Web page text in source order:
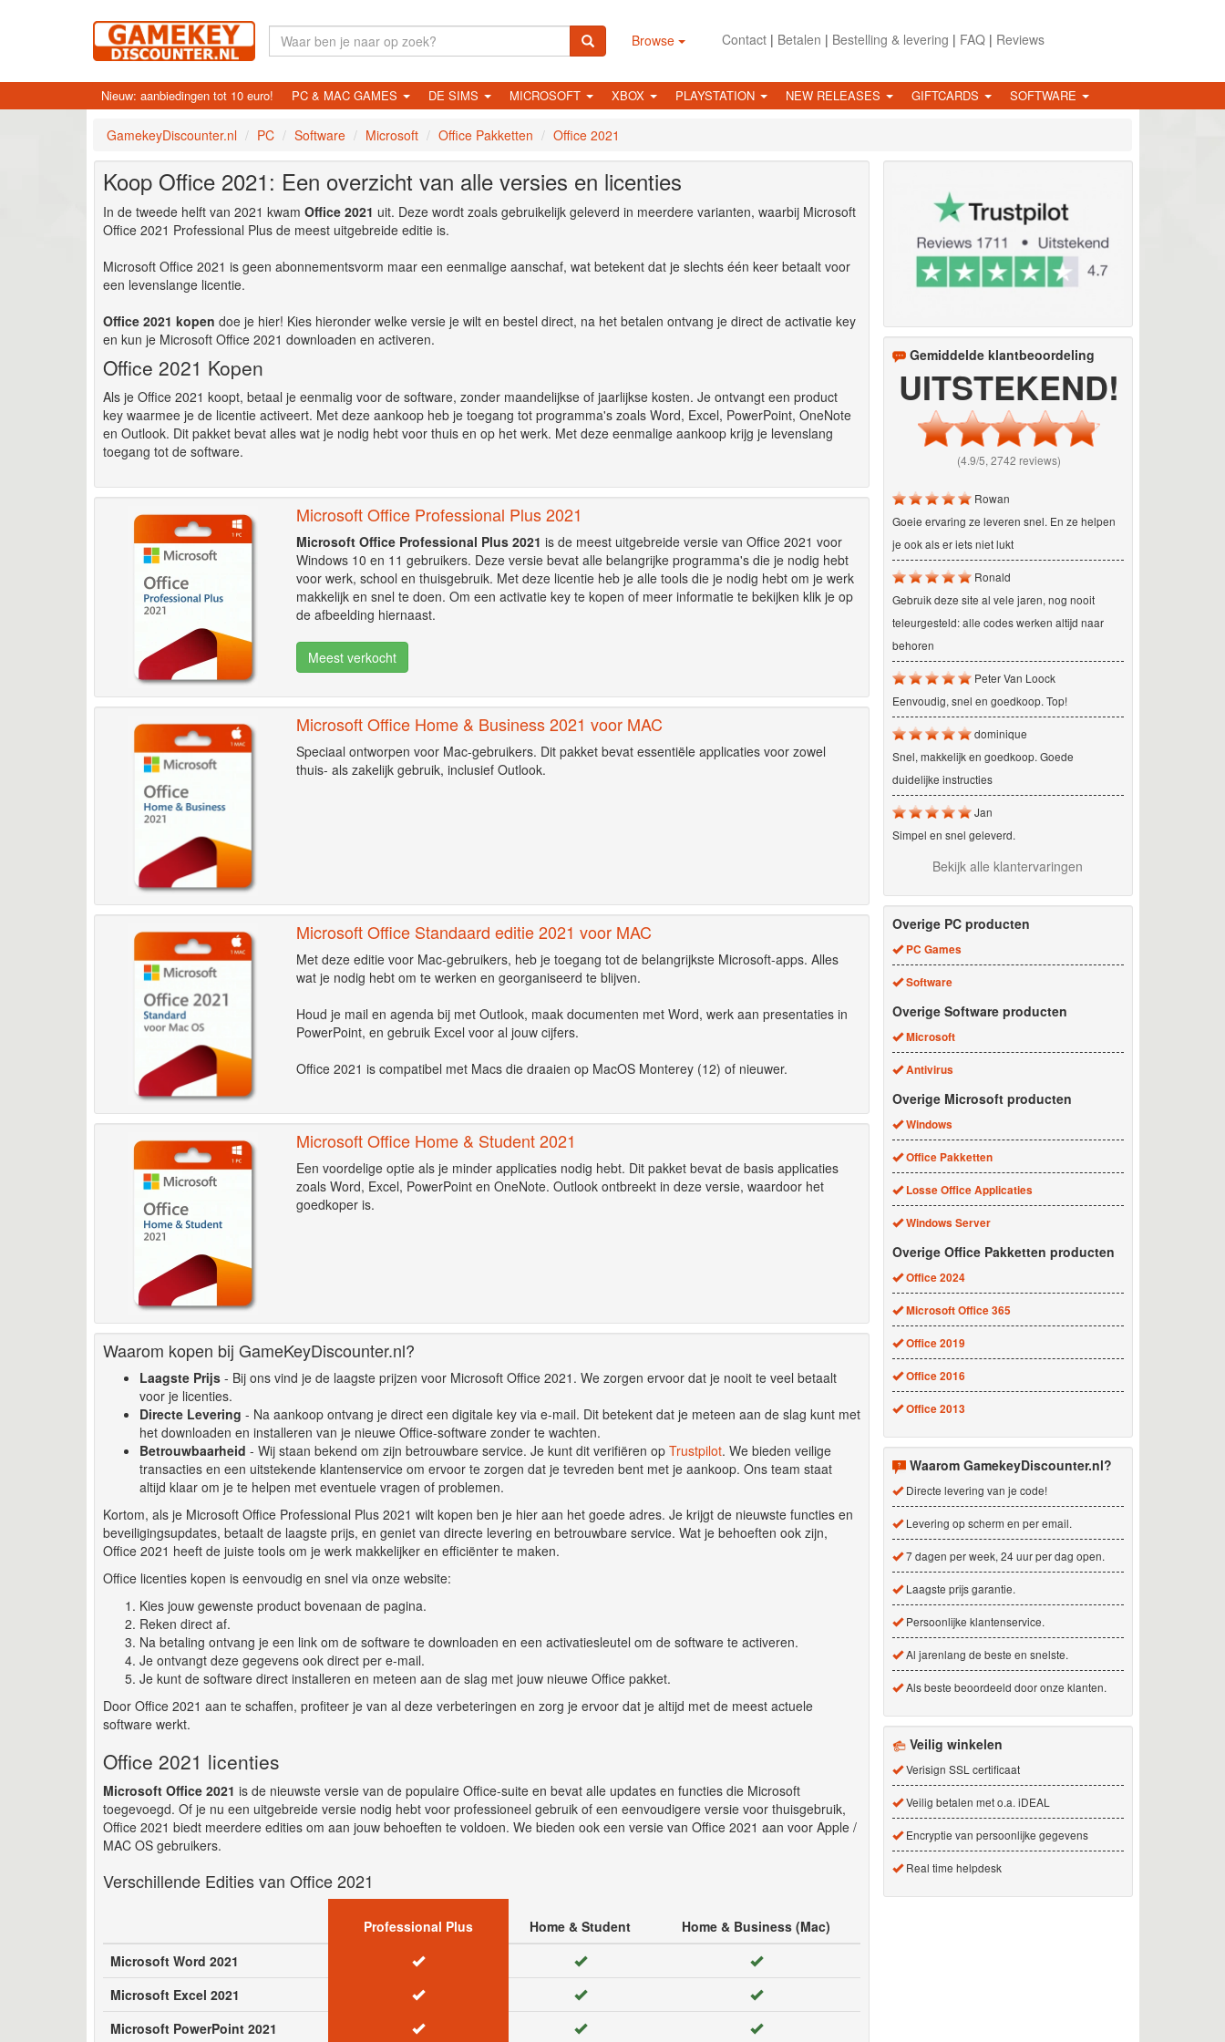
Browse Contact| Betalen | Bestelling & levering | FAQ| Reviews
Nieuw: aanbiedingen tot 10 euro! PC & MAC GAMES DE SIMS MICROSOFT XBOX PLAYSTATION NEW RELEASES GIFTCARDS SOFTWARE
GamekeyDiscounter.nl PC Software Microsoft Office Pakketten Office 2021
Koop Office 2021: Een overzicht van alle versies en licenties
In de tweede helft van 2021 kwam Office 2021 uit. Deze wordt zoals gebruikelijk geleverd in meerdere varianten, waarbij Microsoft
Office 2021 Professional Plus de meest uitgebreide editie is.
Microsoft Office 2021 is geen abonnementsvorm maar een eenmalige aanschaf, wat betekent dat je slechts één keer betaalt voor
een levenslange licentie.
Office 2021 kopen doe je hier! Kies hieronder welke versie je wilt en bestel direct, na het betalen ontvang je direct de activatie key
en kun je Microsoft Office 2021 downloaden en activeren.
Office 2021 Kopen
Als je Office 2021 koopt, betaal je eenmalig voor de software, zonder maandelijkse of jaarlijkse kosten. Je ontvangt een product
key waarmee je de licentie activeert. Met deze aankoop heb je toegang tot programma's zoals Word, Excel, PowerPoint, OneNote
en Outlook. Dit pakket bevat alles wat je nodig hebt voor thuis en op het werk. Met deze eenmalige aankoop krijg je levenslang
toegang tot de software.
Microsoft Office Professional Plus 2021
Microsoft Office Professional Plus 2021 is de meest uitgebreide versie van Office 2021 voor
Windows 10 en 11 gebruikers. Deze versie bevat alle belangrijke programma's die je nodig hebt
voor werk, school en thuisgebruik. Met deze licentie heb je alle tools die je nodig hebt om je werk
makkelijk en snel te doen. Om een activatie key te kopen of meer informatie te bekijken klik je op
de afbeelding hiernaast.
Meest verkocht
Microsoft Office Home & Business 2021 voor MAC
Speciaal ontworpen voor Mac-gebruikers. Dit pakket bevat essentiële applicaties voor zowel
thuis- als zakelijk gebruik, inclusief Outlook.
Microsoft Office Standaard editie 2021 voor MAC
Met deze editie voor Mac-gebruikers, heb je toegang tot de belangrijkste Microsoft-apps. Alles
wat je nodig hebt om te werken en georganiseerd te blijven.
Houd je mail en agenda bij met Outlook, maak documenten met Word, werk aan presentaties in
PowerPoint, en gebruik Excel voor al jouw cijfers.
Office 2021 is compatibel met Macs die draaien op MacOS Monterey (12) of nieuwer.
Microsoft Office Home & Student 2021
Een voordelige optie als je minder applicaties nodig hebt. Dit pakket bevat de basis applicaties
zoals Word, Excel, PowerPoint en OneNote. Outlook ontbreekt in deze versie, waardoor het
goedkoper is.
Waarom kopen bij GameKeyDiscounter.nl?
Laagste Prijs- Bij ons vind je de laagste prijzen voor Microsoft Office 2021. We zorgen ervoor dat je nooit te veel betaalt
voor je licenties.
Directe Levering - Na aankoop ontvang je direct een digitale key via e-mail. Dit betekent dat je meteen aan de slag kunt met
het downloaden en installeren van je nieuwe Office-software zonder te wachten.
Betrouwbaarheid - Wij staan bekend om zijn betrouwbare service. Je kunt dit verifiëren op Trustpilot. We bieden veilige
transacties en een uitstekende klantenservice om ervoor te zorgen dat je tevreden bent met je aankoop. Ons team staat
altijd klaar om je te helpen met eventuele vragen of problemen.
Kortom, als je Microsoft Office Professional Plus 2021 wilt kopen ben je hier aan het goede adres. Je krijgt de nieuwste functies en
beveiligingsupdates, betaalt de laagste prijs, en geniet van directe levering en betrouwbare service. Wat je behoeften ook zijn,
Office 2021 heeft de juiste tools om je werk makkelijker en efficiënter te maken.
Office licenties kopen is eenvoudig en snel via onze website:
Kies jouw gewenste product bovenaan de pagina.
Reken direct af.
Na betaling ontvang je een link om de software te downloaden en een activatiesleutel om de software te activeren.
Je ontvangt deze gegevens ook direct per e-mail.
Je kunt de software direct installeren en meteen aan de slag met jouw nieuwe Office pakket.
Door Office 2021 aan te schaffen, profiteer je van al deze verbeteringen en zorg je ervoor dat je altijd met de meest actuele
software werkt.
Office 2021 licenties
Microsoft Office 2021 is de nieuwste versie van de populaire Office-suite en bevat alle updates en functies die Microsoft
toegevoegd. Of je nu een uitgebreide versie nodig hebt voor professioneel gebruik of een eenvoudigere versie voor thuisgebruik,
Office 2021 biedt meerdere edities om aan jouw behoeften te voldoen. We bieden ook een versie van Office 2021 aan voor Apple /
MAC OS gebruikers.
Verschillende Edities van Office 2021
Professional Plus Home & Student
Home & Business (Mac)
Microsoft Word 2021
Microsoft Excel 2021
Microsoft PowerPoint 2021
Gemiddelde klantbeoordeling
UITSTEKEND!
(4.9/5, 2742 reviews)
Rowan
Goeie ervaring ze leveren snel. En ze helpen
je ook als er iets niet lukt
Ronald
Gebruik deze site al vele jaren, nog nooit
teleurgesteld: alle codes werken altijd naar
behoren
Peter Van Loock
Eenvoudig, snel en goedkoop. Top!
dominique
Snel, makkelijk en goedkoop. Goede
duidelijke instructies
Jan
Simpel en snel geleverd.
Bekijk alle klantervaringen
Overige PC producten
PC Games
Software
Overige Software producten
Microsoft
Antivirus
Overige Microsoft producten
Windows
Office Pakketten
Losse Office Applicaties
Windows Server
Overige Office Pakketten producten
Office 2024
Microsoft Office 365
Office 2019
Office 2016
Office 2013
Waarom GamekeyDiscounter.nl?
Directe levering van je code!
Levering op scherm en per email.
7 dagen per week, 24 uur per dag open.
Laagste prijs garantie.
Persoonlijke klantenservice.
Al jarenlang de beste en snelste.
Als beste beoordeeld door onze klanten.
Veilig winkelen
Verisign SSL certificaat
Veilig betalen met o.a. iDEAL
Encryptie van persoonlijke gegevens
Real time helpdesk